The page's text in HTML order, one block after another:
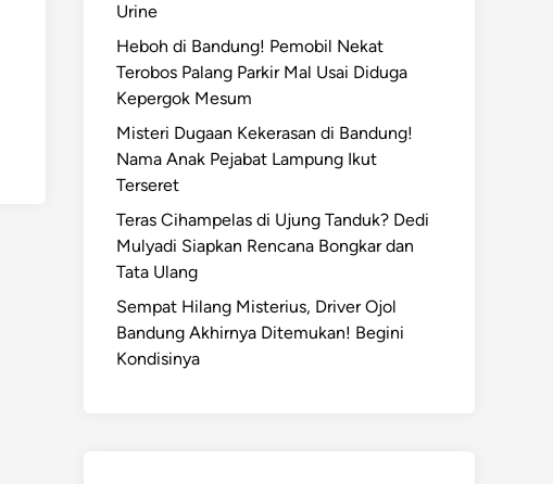
Urine
Heboh di Bandung! Pemobil Nekat
Terobos Palang Parkir Mal Usai Diduga
Kepergok Mesum
Misteri Dugaan Kekerasan di Bandung!
Nama Anak Pejabat Lampung Ikut
Terseret
Teras Cihampelas di Ujung Tanduk? Dedi
Mulyadi Siapkan Rencana Bongkar dan
Tata Ulang
Sempat Hilang Misterius, Driver Ojol
Bandung Akhirnya Ditemukan! Begini
Kondisinya